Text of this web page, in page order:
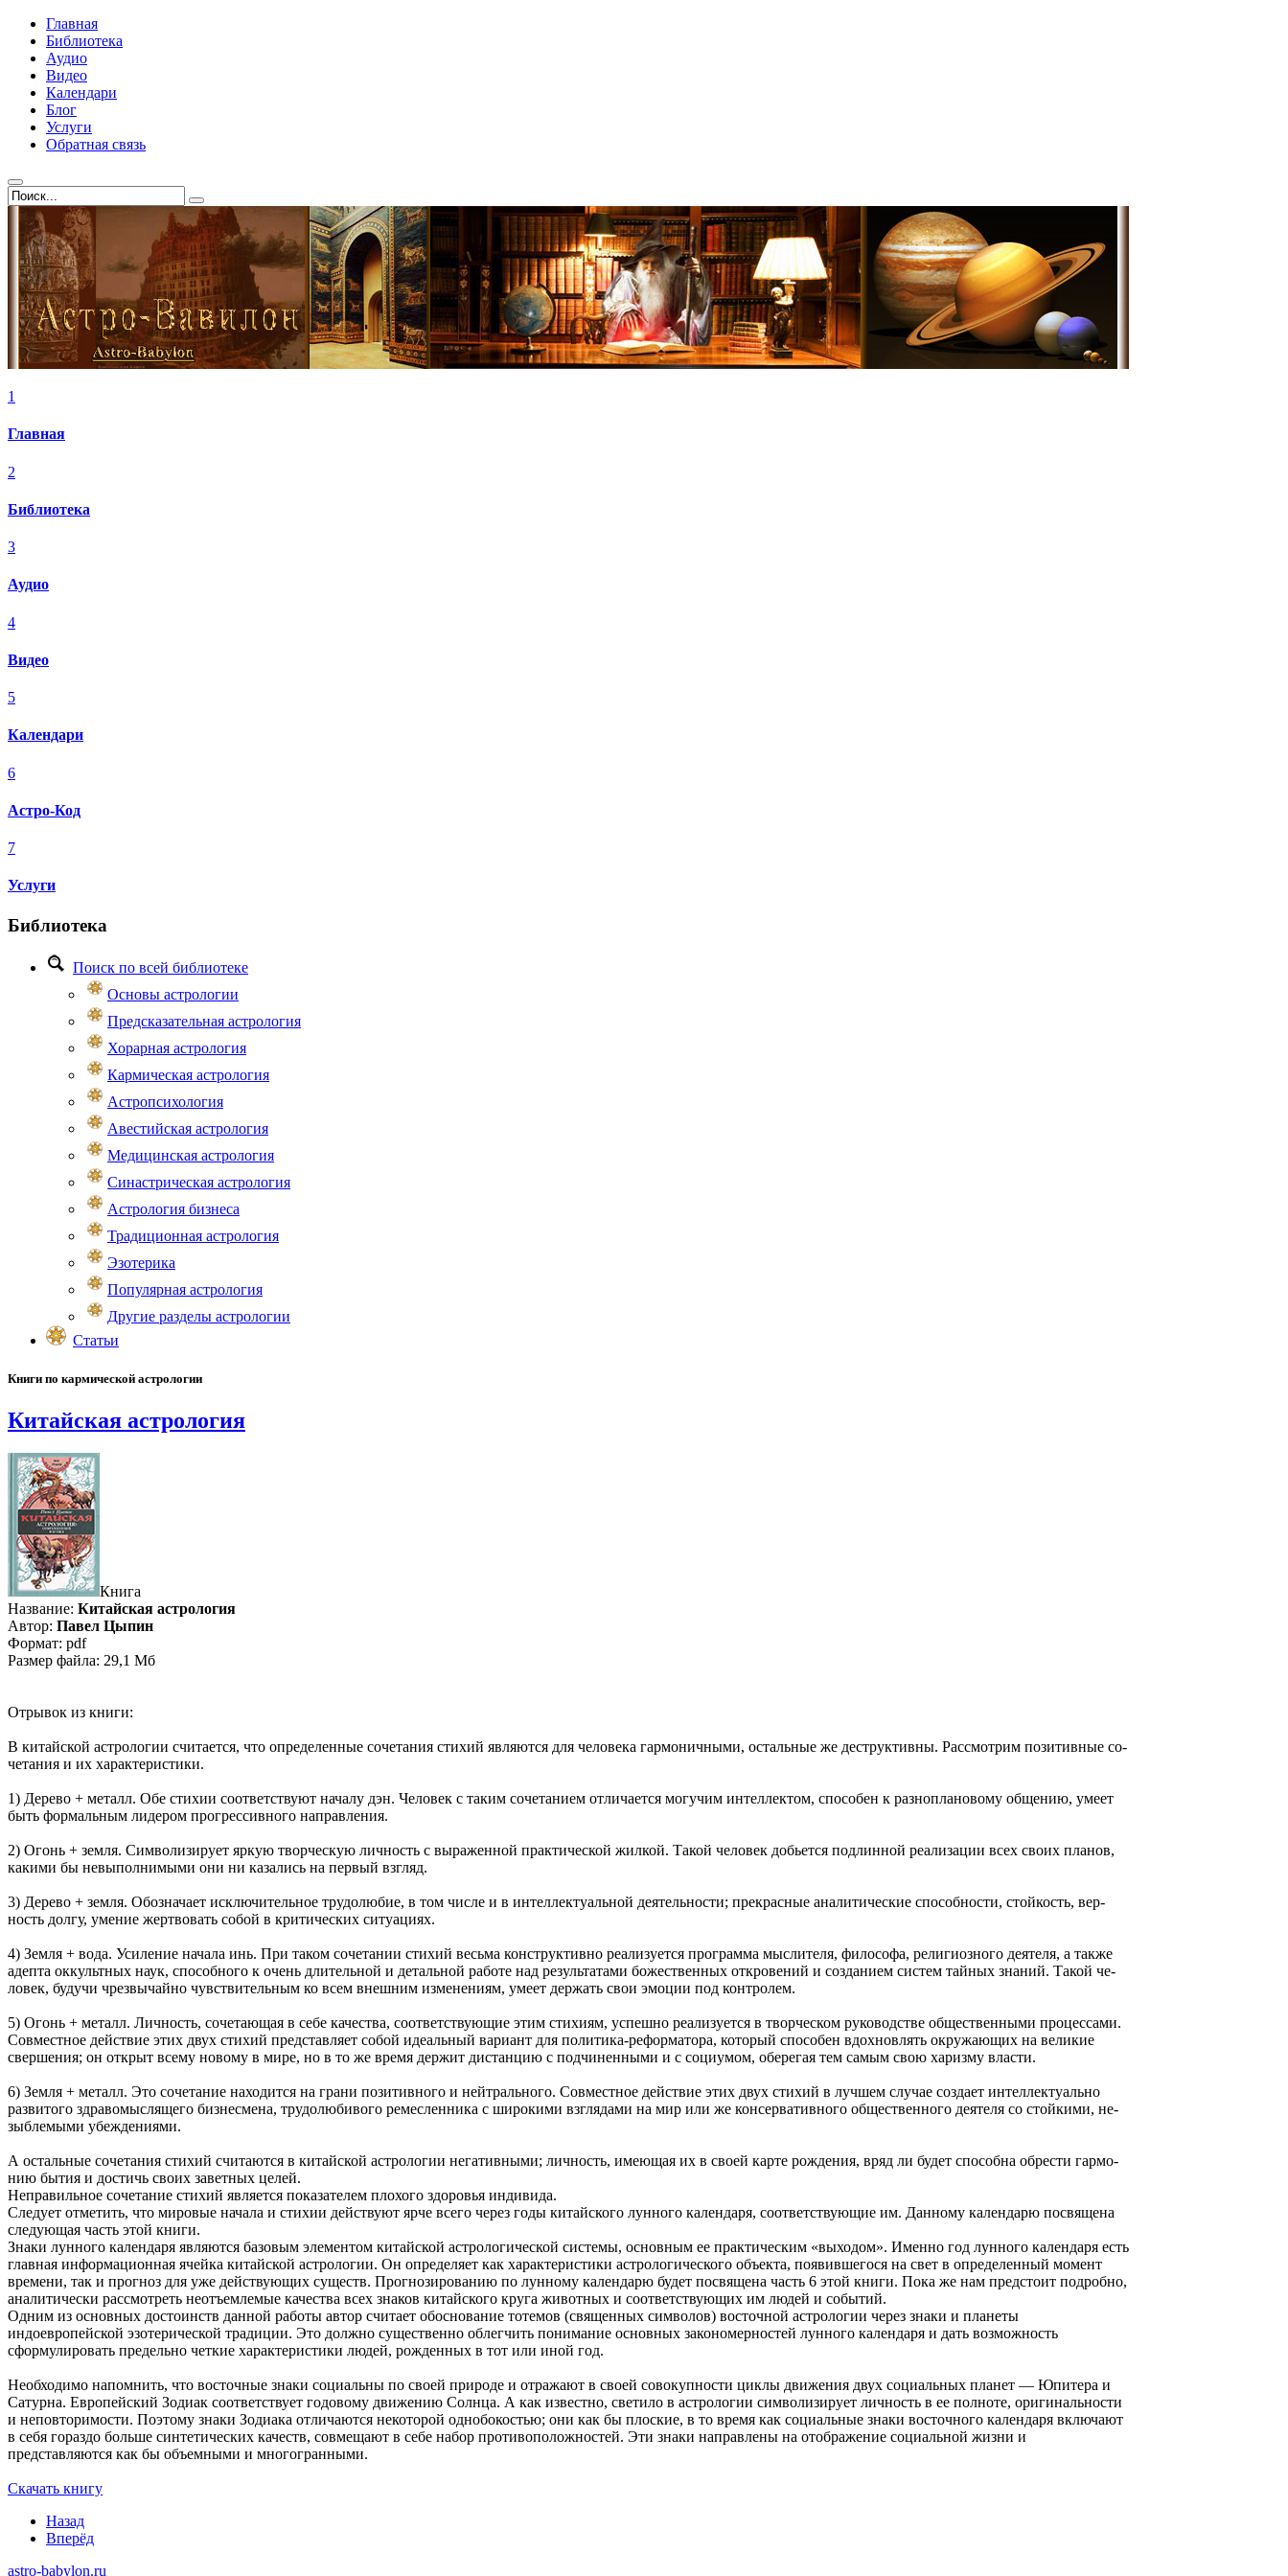
Главная
Библиотека
Аудио
Видео
Календари
Блог
Услуги
Обратная связь
1
Главная
2
Библиотека
3
Аудио
4
Видео
5
Календари
6
Астро-Код
7
Услуги
Библиотека
Поиск по всей библиотеке
Основы астрологии
Предсказательная астрология
Хорарная астрология
Кармическая астрология
Астропсихология
Авестийская астрология
Медицинская астрология
Синастрическая астрология
Астрология бизнеса
Традиционная астрология
Эзотерика
Популярная астрология
Другие разделы астрологии
Статьи
Книги по кармической астрологии
Китайская астрология
Книга
Название: Китайская астрология
Автор: Павел Цыпин
Формат: pdf
Размер файла: 29,1 Мб
Отрывок из книги:
В китайской астрологии считается, что определенные сочетания стихий являются для человека гармоничными, остальные же деструктивны. Рассмотрим позитивные со­
четания и их характеристики.
1) Дерево + металл. Обе стихии соответствуют началу дэн. Человек с таким сочетанием отличается могучим ин­теллектом, способен к разноплановому общению, умеет
быть формальным лидером прогрессивного направления.
2) Огонь + земля. Символизирует яркую творческую личность с выраженной практической жилкой. Такой че­ловек добьется подлинной реализации всех своих планов,
какими бы невыполнимыми они ни казались на первый взгляд.
3) Дерево + земля. Обозначает исключительное трудо­любие, в том числе и в интеллектуальной деятельности; прекрасные аналитические способности, стойкость, вер­
ность долгу, умение жертвовать собой в критических си­туациях.
4) Земля + вода. Усиление начала инь. При таком соче­тании стихий весьма конструктивно реализуется програм­ма мыслителя, философа, религиозного деятеля, а также
адепта оккультных наук, способного к очень длительной и детальной работе над результатами божественных от­кровений и созданием систем тайных знаний. Такой че­
ловек, будучи чрезвычайно чувствительным ко всем внешним изменениям, умеет держать свои эмоции под контролем.
5) Огонь + металл. Личность, сочетающая в себе каче­ства, соответствующие этим стихиям, успешно реализуется в творческом руководстве общественными процесса­ми.
Совместное действие этих двух стихий представляет собой идеальный вариант для политика-реформатора, который способен вдохновлять окружающих на великие
свершения; он открыт всему новому в мире, но в то же время держит дистанцию с подчиненными и с социумом, оберегая тем самым свою харизму власти.
6) Земля + металл. Это сочетание находится на грани позитивного и нейтрального. Совместное действие этих двух стихий в лучшем случае создает интеллектуально
развитого здравомыслящего бизнесмена, трудолюбивого ремесленника с широкими взглядами на мир или же кон­сервативного общественного деятеля со стойкими, не­
зыблемыми убеждениями.
А остальные сочетания стихий считаются в китайской астрологии негативными; личность, имеющая их в своей карте рождения, вряд ли будет способна обрести гармо­
нию бытия и достичь своих заветных целей.
Неправильное сочетание стихий является показателем плохого здоровья индивида.
Следует отметить, что мировые начала и стихии дейст­вуют ярче всего через годы китайского лунного календа­ря, соответствующие им. Данному календарю посвящена
следующая часть этой книги.
Знаки лунного ка­лендаря являются базовым элементом китайской астро­логической системы, основным ее практическим «выхо­дом». Именно год лунного календаря есть
главная инфор­мационная ячейка китайской астрологии. Он определяет как характеристики астрологического объекта, появив­шегося на свет в определенный момент
времени, так и прогноз для уже действующих существ. Прогнозирова­нию по лунному календарю будет посвящена часть 6 этой книги. Пока же нам предстоит подробно,
аналитически рассмотреть неотъемлемые качества всех знаков китай­ского круга животных и соответствующих им людей и со­бытий.
Одним из основных достоинств данной работы автор считает обоснование тотемов (священных символов) вос­точной астрологии через знаки и планеты
индоевропейской эзотерической традиции. Это должно существенно облегчить понимание основных закономерностей лунно­го календаря и дать возможность
сформулировать пре­дельно четкие характеристики людей, рожденных в тот или иной год.
Необходимо напомнить, что восточные знаки социаль­ны по своей природе и отражают в своей совокупности циклы движения двух социальных планет — Юпитера и
Сатурна. Европейский Зодиак соответствует годовому движению Солнца. А как известно, светило в астрологии символизирует личность в ее полноте, оригинальности
и неповторимости. Поэтому знаки Зодиака отличаются некоторой однобокостью; они как бы плоские, в то время как социальные знаки восточного календаря включают
в себя гораздо больше синтетических качеств, совмещают в себе набор противоположностей. Эти знаки направле­ны на отображение социальной жизни и
представляются как бы объемными и многогранными.
Скачать книгу
Назад
Вперёд
astro-babylon.ru